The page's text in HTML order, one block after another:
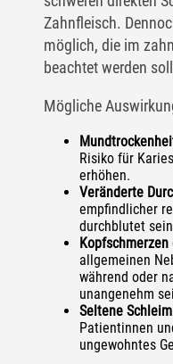
Zahnfleisch.
möglich, die im
beachtet werden
Mögliche
Risiko für
erhöhen.
Veränderte
empfindlicher
durchblutet
allgemeinen
während oder
unangenehm
Seltene
Patientinnen
ungewohntes